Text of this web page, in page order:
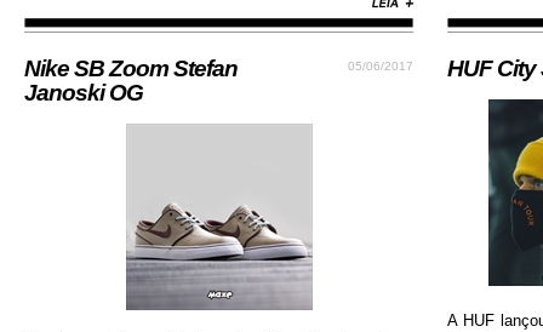
05/06/2017
Nike SB Zoom Stefan
Janoski OG
HUF City
A HUF